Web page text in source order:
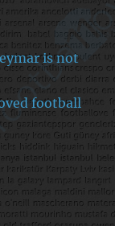
is not
football